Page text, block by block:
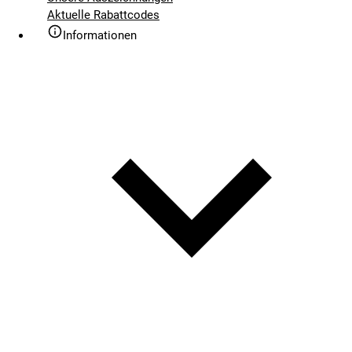
Aktuelle Rabattcodes
Informationen